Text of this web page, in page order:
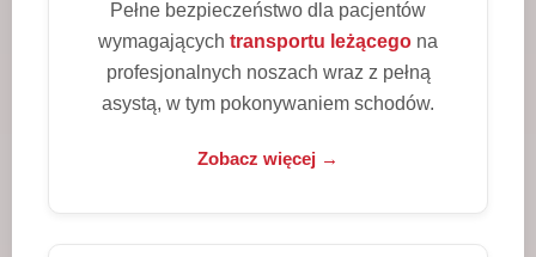
Pełne bezpieczeństwo dla pacjentów
wymagających transportu leżącego na
profesjonalnych noszach wraz z pełną
asystą, w tym pokonywaniem schodów.
Zobacz więcej →